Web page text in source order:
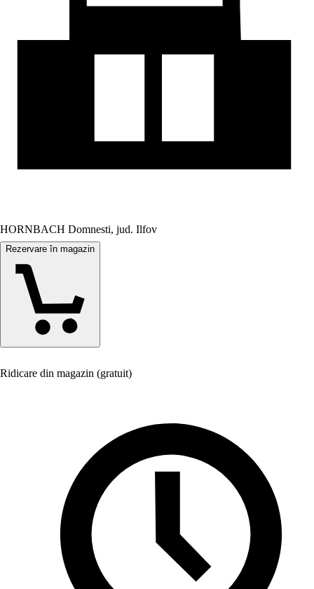
HORNBACH Domnesti, jud. Ilfov
Rezervare în magazin
Ridicare din magazin (gratuit)